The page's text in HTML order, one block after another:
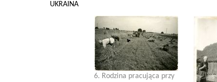
UKRAINA
6. Rodzina pracująca przy